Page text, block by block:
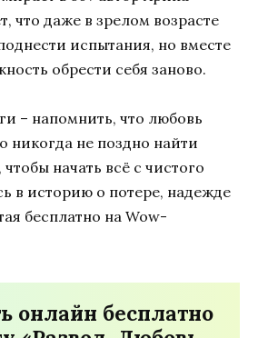
что даже в зрелом возрасте
испытания, но вместе
обрести себя заново.
– напомнить, что любовь
никогда не поздно найти
начать всё с чистого
в историю о потере, надежде
бесплатно на Wow-
онлайн бесплатно